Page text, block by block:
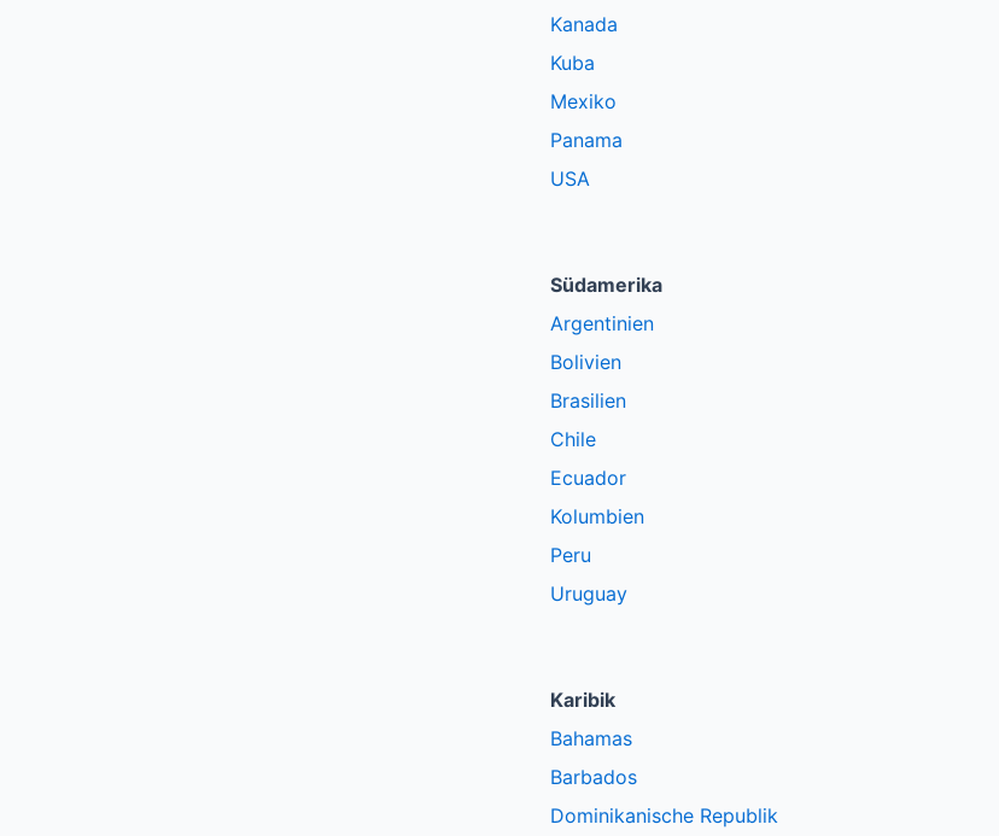
Kanada
Kuba
Mexiko
Panama
USA
Südamerika
Argentinien
Bolivien
Brasilien
Chile
Ecuador
Kolumbien
Peru
Uruguay
Karibik
Bahamas
Barbados
Dominikanische Republik